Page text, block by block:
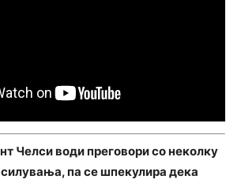
Челси води преговори со неколку
па се шпекулира дека